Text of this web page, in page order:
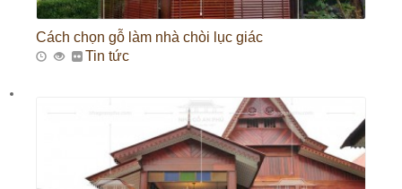
Cách chọn gỗ làm nhà chòi lục giác
Tin tức